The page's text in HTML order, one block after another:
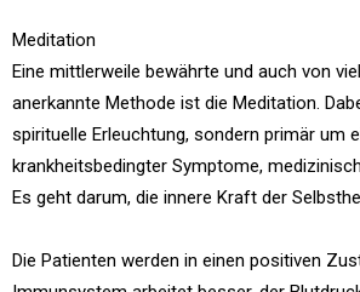
Meditation
Eine mittlerweile bewährte und auch von
anerkannte Methode ist die Meditation.
spirituelle Erleuchtung, sondern primär um
krankheitsbedingter Symptome,
Es geht darum, die innere Kraft der
Die Patienten werden in einen positiven